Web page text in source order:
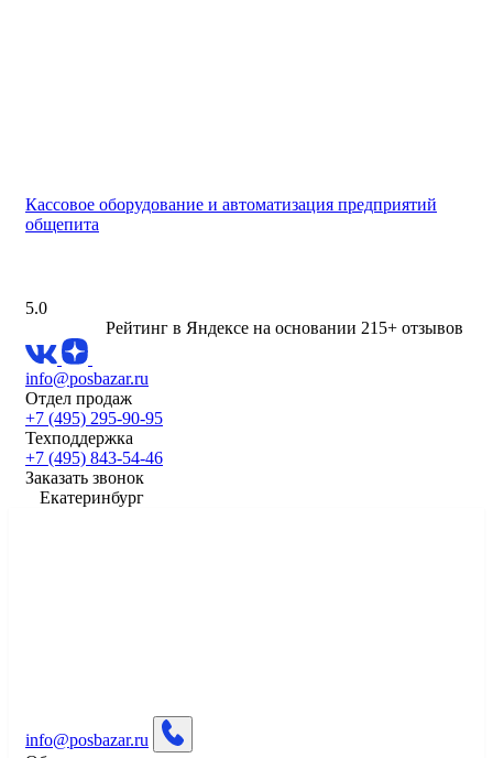
Кассовое оборудование и автоматизация предприятий
общепита
5.0
Рейтинг в Яндексе на основании 215+ отзывов
info@posbazar.ru
Отдел продаж
+7 (495) 295-90-95
Техподдержка
+7 (495) 843-54-46
Заказать звонок
Екатеринбург
info@posbazar.ru